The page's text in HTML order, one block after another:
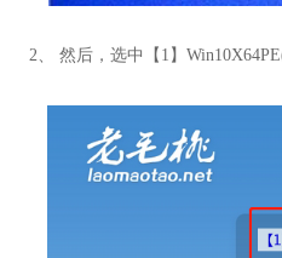
2、 然后，选中【1】